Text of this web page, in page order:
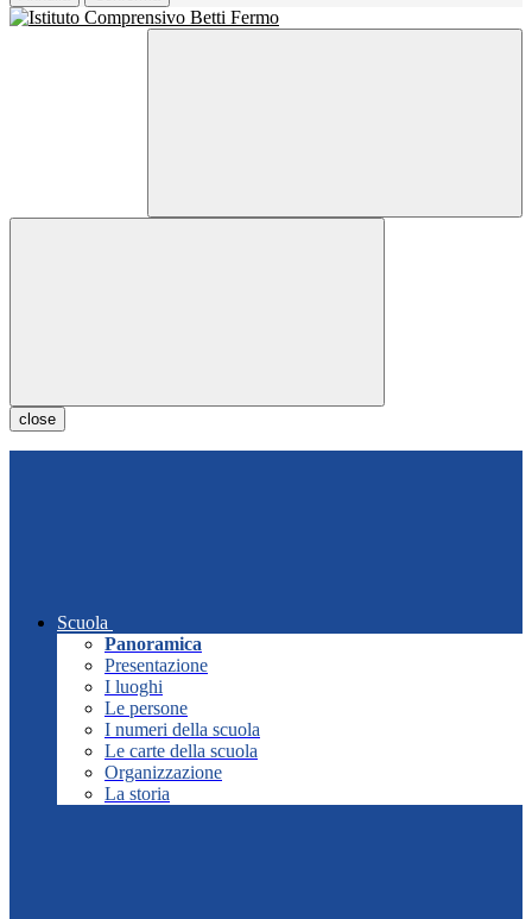
close
Scuola
Panoramica
Presentazione
I luoghi
Le persone
I numeri della scuola
Le carte della scuola
Organizzazione
La storia